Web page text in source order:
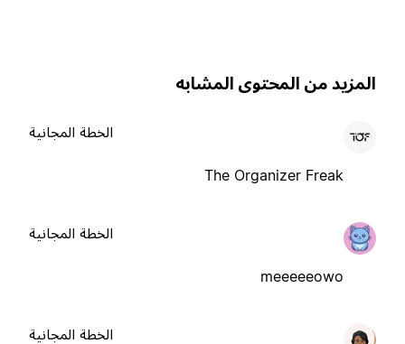
من المحتوى المشابه
The Organizer Freak
الخطة المجانية
meeeeeowo
الخطة المجانية
الخطة المجانية